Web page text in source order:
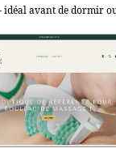
avant de dormir